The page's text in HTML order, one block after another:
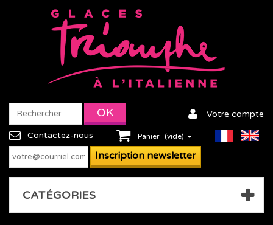
Votre compte
Contactez-nous Panier (vide)
CATÉGORIES